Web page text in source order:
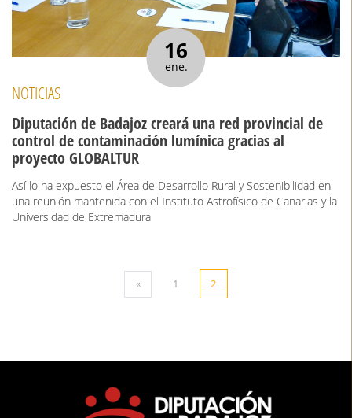
16
ene.
NOTICIAS
Diputación de Badajoz creará una red provincial de
control de contaminación lumínica gracias al
proyecto GLOBALTUR
Así lo ha expuesto el Área de Desarrollo Rural y Sostenibilidad en
una reunión mantenida con el Instituto Astrofísico de Canarias y la
Universidad de Extremadura
« 1 2